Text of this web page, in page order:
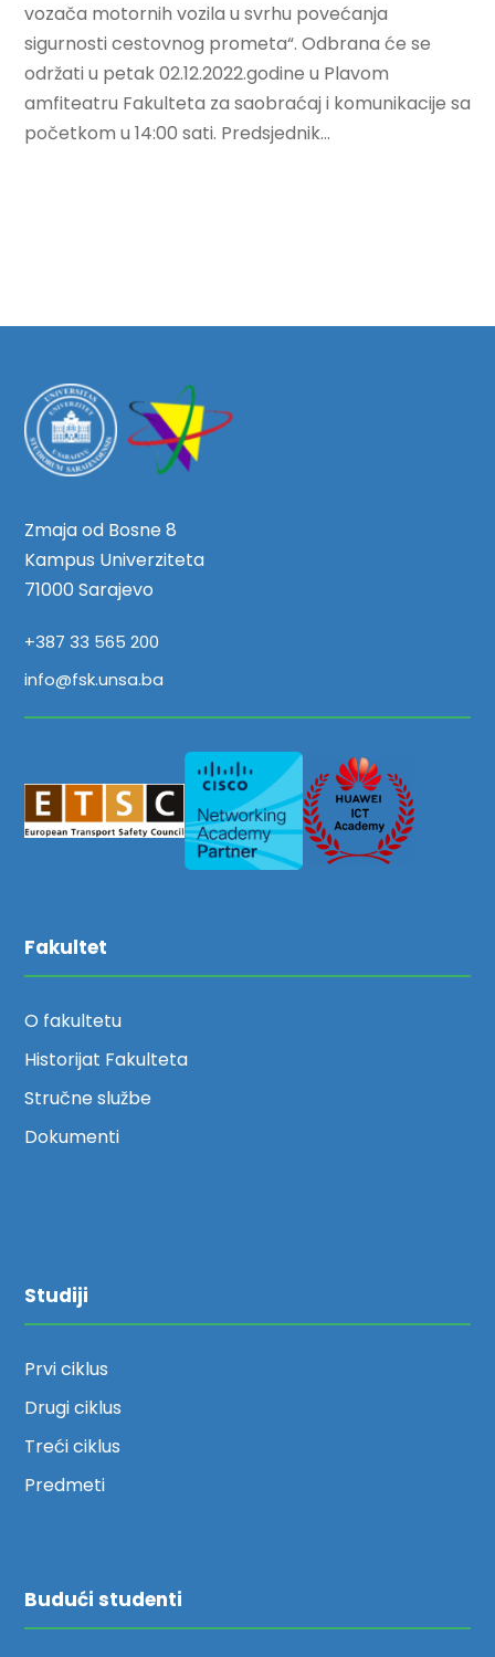
vozača motornih vozila u svrhu povećanja
sigurnosti cestovnog prometa“. Odbrana će se
održati u petak 02.12.2022.godine u Plavom
amfiteatru Fakulteta za saobraćaj i komunikacije sa
početkom u 14:00 sati. Predsjednik...
Zmaja od Bosne 8
Kampus Univerziteta
71000 Sarajevo
+387 33 565 200
info@fsk.unsa.ba
Fakultet
O fakultetu
Historijat Fakulteta
Stručne službe
Dokumenti
Studiji
Prvi ciklus
Drugi ciklus
Treći ciklus
Predmeti
Budući studenti